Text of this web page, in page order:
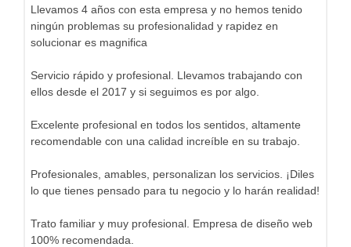
Llevamos 4 años con esta empresa y no hemos tenido
ningún problemas su profesionalidad y rapidez en
solucionar es magnifica
Servicio rápido y profesional. Llevamos trabajando con
ellos desde el 2017 y si seguimos es por algo.
Excelente profesional en todos los sentidos, altamente
recomendable con una calidad increíble en su trabajo.
Profesionales, amables, personalizan los servicios. ¡Diles
lo que tienes pensado para tu negocio y lo harán realidad!
Trato familiar y muy profesional. Empresa de diseño web
100% recomendada.